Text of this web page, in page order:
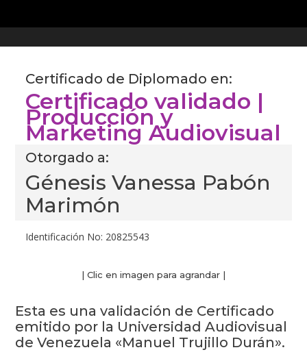
Certificado de Diplomado en:
Certificado validado |
Producción y
Marketing Audiovisual
Otorgado a:
Génesis Vanessa Pabón
Marimón
Identificación No: 20825543
| Clic en imagen para agrandar |
Esta es una validación de Certificado
emitido por la Universidad Audiovisual
de Venezuela «Manuel Trujillo Durán».